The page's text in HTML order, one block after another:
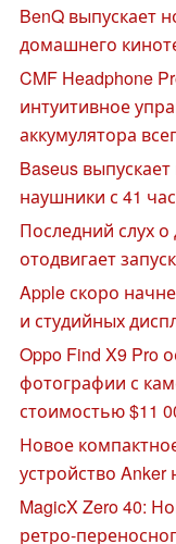
BenQ выпускает
домашнего
CMF Headphone
интуитивное
аккумулятора
Baseus
наушники с 41
Последний слух о
отодвигает
Apple скоро
и студийных
Oppo Find X9 Pro
фотографии с
стоимостью $11
Новое
устройство Anker
MagicX Zero 40:
ретро-